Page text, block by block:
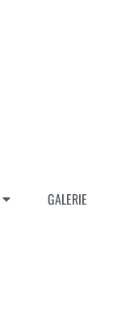
GALERIE